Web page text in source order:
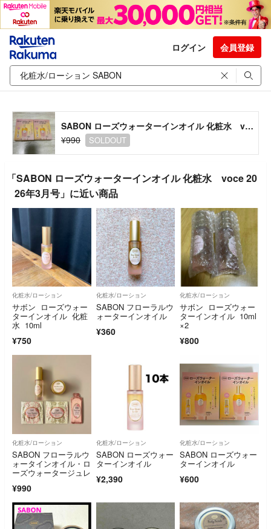
ログイン 会員登録
SABON ローズウォーターインオイル 化粧水 voce 2026年3月号
¥990
SOLDOUT
「SABON ローズウォーターインオイル 化粧水 voce 20
26年3月号」に近い商品
化粧水/ローション
サボン ローズウォー
ターインオイル 化粧
水 10ml
¥750
化粧水/ローション
SABON フローラルウ
ォーターインオイル
¥360
化粧水/ローション
サボン ローズウォー
ターインオイル 10ml
×2
¥800
化粧水/ローション
SABON フローラルウ
ォータインオイル・ロ
ーズウォータージュレ
¥990
化粧水/ローション
SABON ローズウォー
ターインオイル
¥2,390
化粧水/ローション
SABON ローズウォー
ターインオイル
¥600